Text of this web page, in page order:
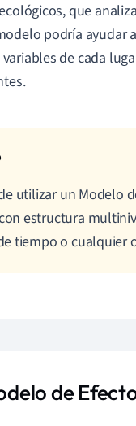
que
podría ayudar
de cada
utilizar un Modelo
estructura
tiempo o cualquier
de